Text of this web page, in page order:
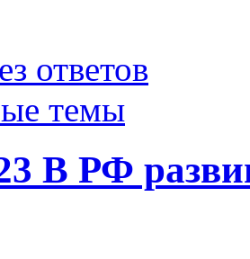
ответов
темы
В РФ